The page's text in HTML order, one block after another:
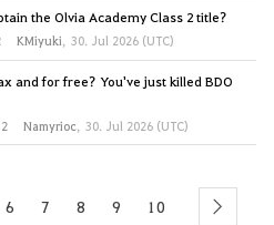
the Olvia Academy Class 2 title?
KMiyuki, 30. Jul 2026 (UTC)
and for free? You've just killed BDO
Namyrioc, 30. Jul 2026 (UTC)
6 7 8 9 10 next